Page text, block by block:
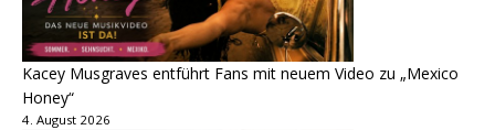
Kacey Musgraves entführt Fans mit neuem Video zu „Mexico
Honey“
4. August 2026